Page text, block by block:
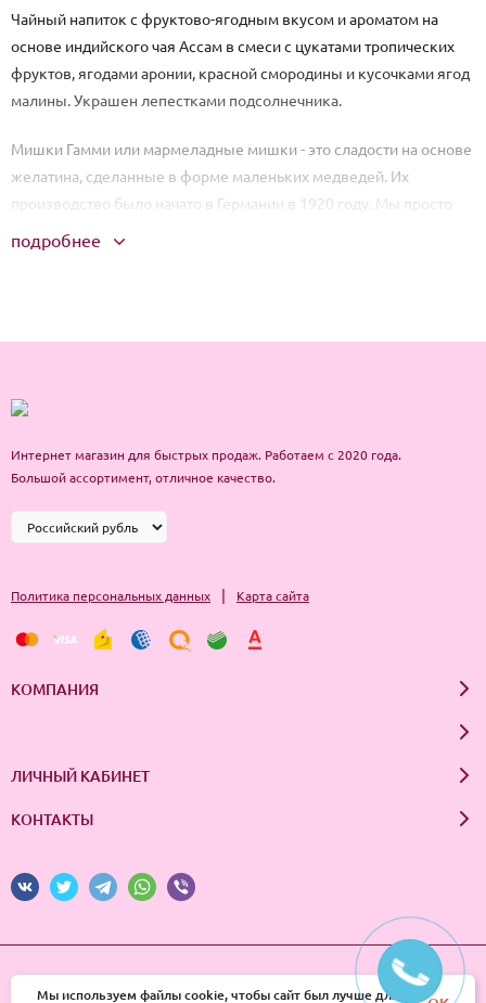
Чайный напиток с фруктово-ягодным вкусом и ароматом на
основе индийского чая Ассам в смеси с цукатами тропических
фруктов, ягодами аронии, красной смородины и кусочками ягод
малины. Украшен лепестками подсолнечника.
Мишки Гамми или мармеладные мишки - это сладости на основе
желатина, сделанные в форме маленьких медведей. Их
производство было начато в Германии в 1920 году. Мы просто
обожаем этих желатиновых малышей, поэтому у нас в офисе на
каждом столе стоят чашечки с ними. Их оригинальный вкус лег в
смородины рождают тот оригинальный букет, которым мы
купажа.
подробнее
Интернет магазин для быстрых продаж. Работаем с 2020 года.
Большой ассортимент, отличное качество.
Политика персональных данных | Карта сайта
КОМПАНИЯ
ЛИЧНЫЙ КАБИНЕТ
КОНТАКТЫ
© 2026 InSale. Все права защищены
Мы используем файлы cookie, чтобы сайт был лучше для